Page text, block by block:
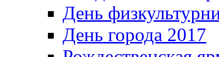
День
День города 2017